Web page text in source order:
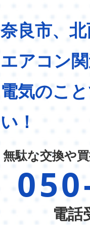
奈良市、
エアコン
電気のこ
い！
無駄な交換や
電話